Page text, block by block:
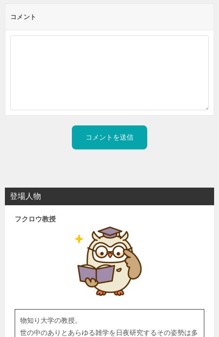
コメント
登場人物
フクロウ教授
物知り大学の教授。
世の中のありとあらゆる雑学を日夜研究するその姿勢は多